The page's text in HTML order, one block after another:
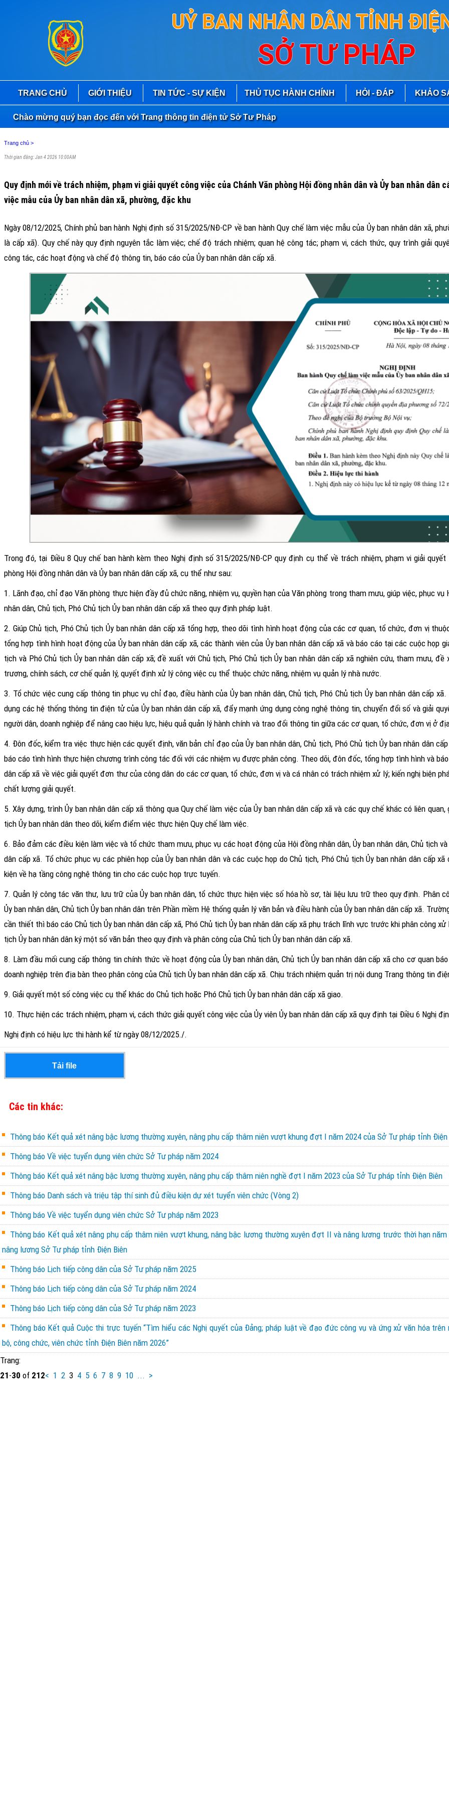
UỶ BAN NHÂN DÂN TỈNH
SỞ TƯ PHÁP
TRANG CHỦ GIỚI THIỆU TIN TỨC - SỰ KIỆN THỦ TỤC HÀNH CHÍNH HỎI - ĐÁP KHẢO
mừng quý bạn đọc đến với Trang thông tin điện tử Sở Tư Pháp
Trang chủ >
Thời gian đăng: Jan 4 2026 10:00AM
Quy định mới về trách nhiệm, phạm vi giải quyết công việc của Chánh Văn phòng Hội đồng nhân dân và Ủy ban nhân dân
việc mẫu của Ủy ban nhân dân xã, phường, đặc khu
Ngày 08/12/2025, Chính phủ ban hành Nghị định số 315/2025/NĐ-CP về ban hành Quy chế làm việc mẫu của Ủy ban nhân dân xã,
là cấp xã). Quy chế này quy định nguyên tắc làm việc; chế độ trách nhiệm; quan hệ công tác; phạm vi, cách thức, quy trình giải
công tác, các hoạt động và chế độ thông tin, báo cáo của Ủy ban nhân dân cấp xã.
Trong đó, tại Điều 8 Quy chế ban hành kèm theo Nghị định số 315/2025/NĐ-CP quy định cụ thể về trách nhiệm, phạm vi giải
phòng Hội đồng nhân dân và Ủy ban nhân dân cấp xã, cụ thể như sau:
1. Lãnh đạo, chỉ đạo Văn phòng thực hiện đầy đủ chức năng, nhiệm vụ, quyền hạn của Văn phòng trong tham mưu, giúp việc, phục vụ
nhân dân, Chủ tịch, Phó Chủ tịch Ủy ban nhân dân cấp xã theo quy định pháp luật.
2. Giúp Chủ tịch, Phó Chủ tịch Ủy ban nhân dân cấp xã tổng hợp, theo dõi tình hình hoạt động của các cơ quan, tổ chức, đơn vị
tổng hợp tình hình hoạt động của Ủy ban nhân dân cấp xã, các thành viên của Ủy ban nhân dân cấp xã và báo cáo tại các cuộc họp
tịch và Phó Chủ tịch Ủy ban nhân dân cấp xã; đề xuất với Chủ tịch, Phó Chủ tịch Ủy ban nhân dân cấp xã nghiên cứu, tham mưu,
trương, chính sách, cơ chế quản lý, quyết định xử lý công việc cụ thể thuộc chức năng, nhiệm vụ quản lý nhà nước.
3. Tổ chức việc cung cấp thông tin phục vụ chỉ đạo, điều hành của Ủy ban nhân dân, Chủ tịch, Phó Chủ tịch Ủy ban nhân dân cấp
dụng các hệ thống thông tin điện tử của Ủy ban nhân dân cấp xã, đẩy mạnh ứng dụng công nghệ thông tin, chuyển đổi số và giải
người dân, doanh nghiệp để nâng cao hiệu lực, hiệu quả quản lý hành chính và trao đổi thông tin giữa các cơ quan, tổ chức, đơn vị ở
4. Đôn đốc, kiểm tra việc thực hiện các quyết định, văn bản chỉ đạo của Ủy ban nhân dân, Chủ tịch, Phó Chủ tịch Ủy ban nhân dân
báo cáo tình hình thực hiện chương trình công tác đối với các nhiệm vụ được phân công. Theo dõi, đôn đốc, tổng hợp tình hình và
dân cấp xã về việc giải quyết đơn thư của công dân do các cơ quan, tổ chức, đơn vị và cá nhân có trách nhiệm xử lý; kiến nghị biện
chất lượng giải quyết.
5. Xây dựng, trình Ủy ban nhân dân cấp xã thông qua Quy chế làm việc của Ủy ban nhân dân cấp xã và các quy chế khác có liên quan,
tịch Ủy ban nhân dân theo dõi, kiểm điểm việc thực hiện Quy chế làm việc.
6. Bảo đảm các điều kiện làm việc và tổ chức tham mưu, phục vụ các hoạt động của Hội đồng nhân dân, Ủy ban nhân dân, Chủ tịch
dân cấp xã. Tổ chức phục vụ các phiên họp của Ủy ban nhân dân và các cuộc họp do Chủ tịch, Phó Chủ tịch Ủy ban nhân dân cấp
kiện về hạ tầng công nghệ thông tin cho các cuộc họp trực tuyến.
7. Quản lý công tác văn thư, lưu trữ của Ủy ban nhân dân, tổ chức thực hiện việc số hóa hồ sơ, tài liệu lưu trữ theo quy định. Phân
Ủy ban nhân dân, Chủ tịch Ủy ban nhân dân trên Phần mềm Hệ thống quản lý văn bản và điều hành của Ủy ban nhân dân cấp xã.
cần thiết thì báo cáo Chủ tịch Ủy ban nhân dân cấp xã, Phó Chủ tịch Ủy ban nhân dân cấp xã phụ trách lĩnh vực trước khi phân công
tịch Ủy ban nhân dân ký một số văn bản theo quy định và phân công của Chủ tịch Ủy ban nhân dân cấp xã.
8. Làm đầu mối cung cấp thông tin chính thức về hoạt động của Ủy ban nhân dân, Chủ tịch Ủy ban nhân dân cấp xã cho cơ quan
doanh nghiệp trên địa bàn theo phân công của Chủ tịch Ủy ban nhân dân cấp xã. Chịu trách nhiệm quản trị nội dung Trang thông tin
9. Giải quyết một số công việc cụ thể khác do Chủ tịch hoặc Phó Chủ tịch Ủy ban nhân dân cấp xã giao.
10. Thực hiện các trách nhiệm, phạm vi, cách thức giải quyết công việc của Ủy viên Ủy ban nhân dân cấp xã quy định tại Điều 6 Nghị
Nghị định có hiệu lực thi hành kể từ ngày 08/12/2025./.
Tải file
Các tin khác:
Thông báo Kết quả xét nâng bậc lương thường xuyên, nâng phụ cấp thâm niên vượt khung đợt I năm 2024 của Sở Tư pháp tỉnh Điện
Thông báo Về việc tuyển dụng viên chức Sở Tư pháp năm 2024
Thông báo Kết quả xét nâng bậc lương thường xuyên, nâng phụ cấp thâm niên nghề đợt I năm 2023 của Sở Tư pháp tỉnh Điện Biên
Thông báo Danh sách và triệu tập thí sinh đủ điều kiện dự xét tuyển viên chức (Vòng 2)
Thông báo Về việc tuyển dụng viên chức Sở Tư pháp năm 2023
Thông báo Kết quả xét nâng phụ cấp thâm niên vượt khung, nâng bậc lương thường xuyên đợt II và nâng lương trước thời hạn
nâng lương Sở Tư pháp tỉnh Điện Biên
Thông báo Lịch tiếp công dân của Sở Tư pháp năm 2025
Thông báo Lịch tiếp công dân của Sở Tư pháp năm 2024
Thông báo Lịch tiếp công dân của Sở Tư pháp năm 2023
Thông báo Kết quả Cuộc thi trực tuyến “Tìm hiểu các Nghị quyết của Đảng; pháp luật về đạo đức công vụ và ứng xử văn hóa
bộ, công chức, viên chức tỉnh Điện Biên năm 2026”
Trang:
21-30 of 212< 1 2 3 4 5 6 7 8 9 10 ... >